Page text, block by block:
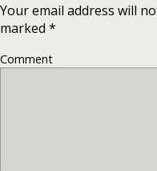
Your email address will
marked *
Comment